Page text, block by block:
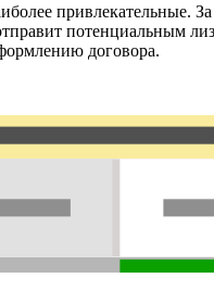
привлекательные.
потенциальным
договора.